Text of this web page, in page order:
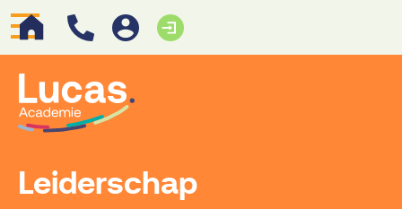
Leiderschap